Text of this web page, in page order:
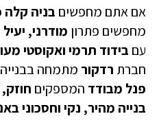
אם אתם מחפשים בניה קלה
מחפשים פתרון מודרני, יעיל
עם בידוד תרמי ואקוסטי
חברת רדקור מתמחה
פנל מבודד המספקים
בנייה מהיר, נקי וחסכוני